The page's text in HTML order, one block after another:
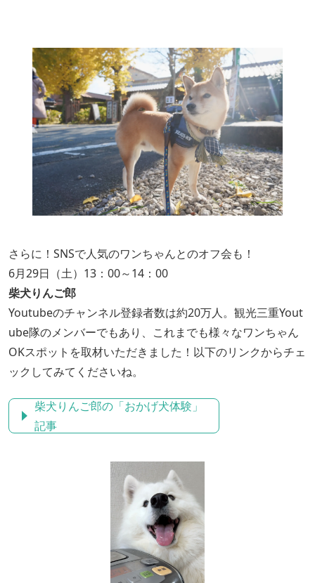
さらに！SNSで人気のワンちゃんとのオフ会も！
6月29日（土）13：00～14：00
柴犬りんご郎
Youtubeのチャンネル登録者数は約20万人。観光三重Yout
ube隊のメンバーでもあり、これまでも様々なワンちゃん
OKスポットを取材いただきました！以下のリンクからチェ
ックしてみてくださいね。
柴犬りんご郎の「おかげ犬体験」
記事